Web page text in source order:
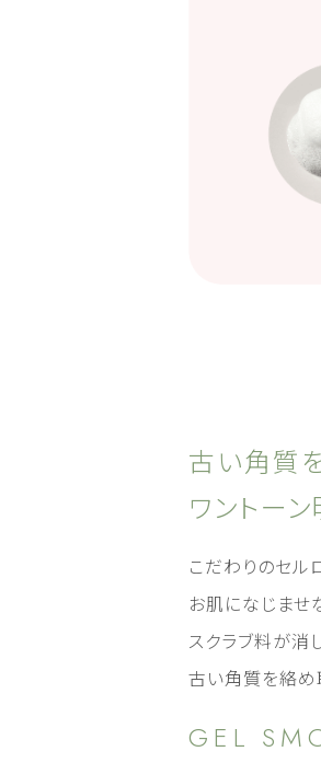
古い角質
ワントー
こだわりのセル
お肌になじませ
スクラブ料が消
古い角質を絡め
GEL